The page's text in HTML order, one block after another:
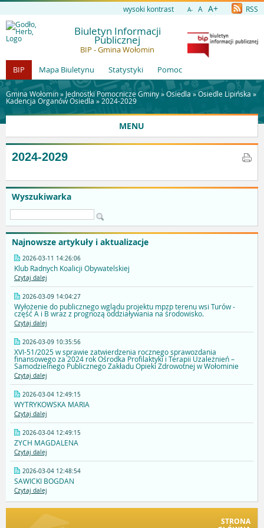
wysoki kontrast A- A A+ RSS
Biuletyn Informacji
Publicznej
BIP - Gmina Wołomin
BIP
Mapa Biuletynu Statystyki Pomoc
Gmina Wołomin » Jednostki Pomocnicze Gminy»Osiedla »Osiedle Lipińska »
Kadencja Organów Osiedla » 2024-2029
MENU
Wyszukiwarka
Najnowsze artykuły i aktualizacje
2026-03-11 14:26:06
Klub Radnych Koalicji Obywatelskiej
Czytaj dalej
2026-03-09 14:04:27
Wyłożenie do publicznego wglądu projektu mpzp terenu wsi Turów -
część A i B wraz z prognozą oddziaływania na środowisko.
Czytaj dalej
2026-03-09 10:35:56
XVI-51/2025 w sprawie zatwierdzenia rocznego sprawozdania
finansowego za 2024 rok Ośrodka Profilaktyki i Terapii Uzależnień –
Samodzielnego Publicznego Zakładu Opieki Zdrowotnej w Wołominie
Czytaj dalej
2026-03-04 12:49:15
WYTRYKOWSKA MARIA
Czytaj dalej
2026-03-04 12:49:15
ZYCH MAGDALENA
Czytaj dalej
2026-03-04 12:48:54
SAWICKI BOGDAN
Czytaj dalej
STRONA
2024-2029